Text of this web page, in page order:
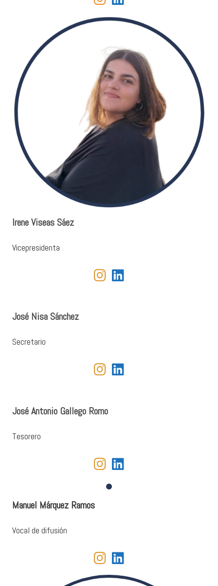
Irene Viseas Sáez
Vicepresidenta
fab fa-instagram
José Nisa Sánchez
Secretario
fab fa-instagram
José Antonio Gallego Romo
Tesorero
fab fa-instagram
Manuel Márquez Ramos
Vocal de difusión
fab fa-instagram